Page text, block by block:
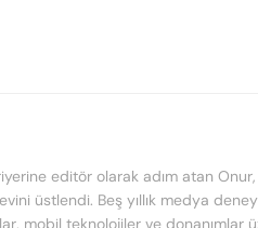
editör olarak adım atan
üstlendi. Beş yıllık medya
mobil teknolojiler ve donanımlar